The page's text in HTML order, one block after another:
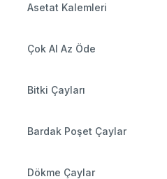
Asetat Kalemleri
Çok Al Az Öde
Bitki Çayları
Bardak Poşet Çaylar
Dökme Çaylar